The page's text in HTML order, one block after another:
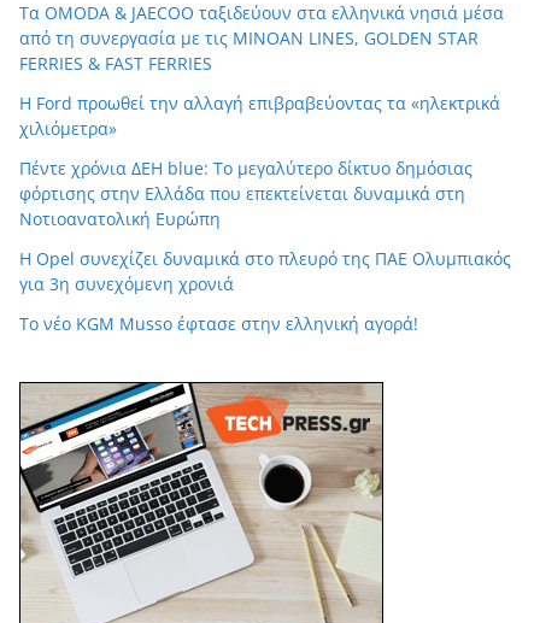
Τα OMODA & JAECOO ταξιδεύουν στα ελληνικά νησιά μέσα
από τη συνεργασία με τις MINOAN LINES, GOLDEN STAR
FERRIES & FAST FERRIES
Η Ford προωθεί την αλλαγή επιβραβεύοντας τα «ηλεκτρικά
χιλιόμετρα»
Πέντε χρόνια ΔΕΗ blue: Το μεγαλύτερο δίκτυο δημόσιας
φόρτισης στην Ελλάδα που επεκτείνεται δυναμικά στη
Νοτιοανατολική Ευρώπη
Η Opel συνεχίζει δυναμικά στο πλευρό της ΠΑΕ Ολυμπιακός
για 3η συνεχόμενη χρονιά
Tο νέο KGM Musso έφτασε στην ελληνική αγορά!